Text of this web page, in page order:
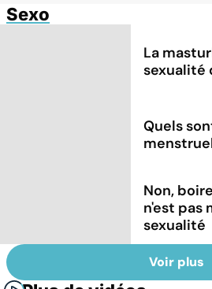
Sexo
La
sexualité
Quels
Non,
n'est pas
sexualité
Voir plus